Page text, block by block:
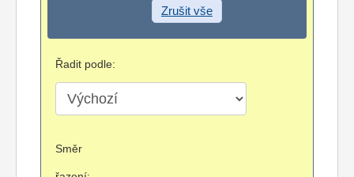
Zrušit vše
Řadit podle:
Směr